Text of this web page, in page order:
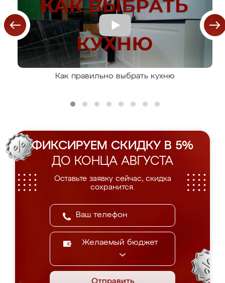
Как правильно выбрать кухню
ФИКСИРУЕМ СКИДКУ В 5%
ДО КОНЦА АВГУСТА
Оставьте заявку сейчас, скидка
сохранится.
Желаемый бюджет